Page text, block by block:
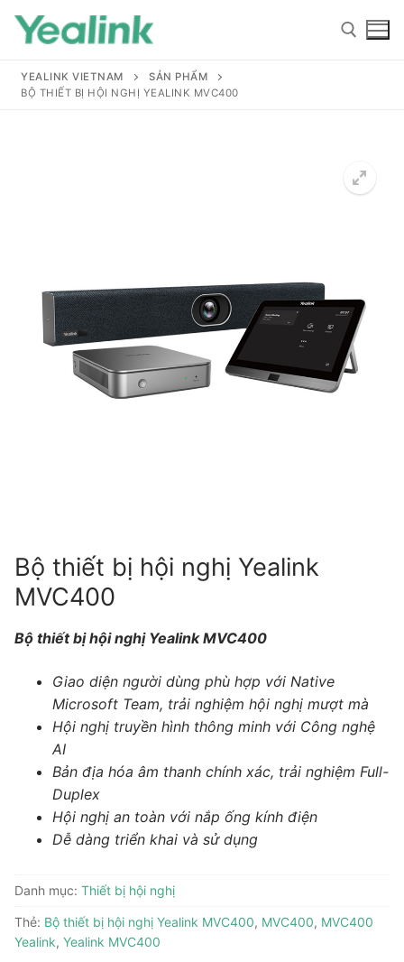
Hỗ trợ
Hỗ trợ
Tài liệu hướng dẫn
Giới thiệu
YEALINK VIETNAM
SẢN PHẨM
BỘ THIẾT BỊ HỘI NGHỊ YEALINK MVC400
Bộ thiết bị hội nghị Yealink
MVC400
Bộ thiết bị hội nghị Yealink MVC400
Giao diện người dùng phù hợp với Native
Microsoft Team, trải nghiệm hội nghị mượt mà
Hội nghị truyền hình thông minh với Công nghệ
AI
Bản địa hóa âm thanh chính xác, trải nghiệm Full-
Duplex
Hội nghị an toàn với nắp ống kính điện
Dễ dàng triển khai và sử dụng
Danh mục: Thiết bị hội nghị
Thẻ: Bộ thiết bị hội nghị Yealink MVC400, MVC400, MVC400
Yealink, Yealink MVC400